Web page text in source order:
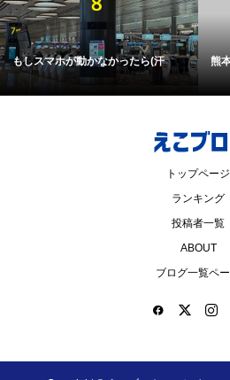
もしスマホが動かなかったら(汗 熊
トップページ
ランキング
投稿者一覧
ABOUT
ブログ一覧ペ